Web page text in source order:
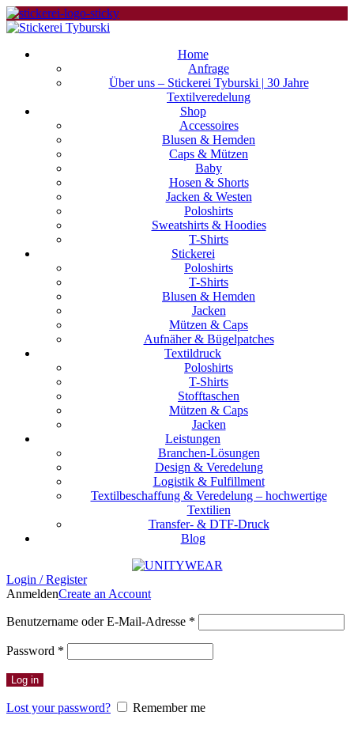
Home
Anfrage
Über uns – Stickerei Tyburski | 30 Jahre
Textilveredelung
Shop
Accessoires
Blusen & Hemden
Caps & Mützen
Baby
Hosen & Shorts
Jacken & Westen
Poloshirts
Sweatshirts & Hoodies
T-Shirts
Stickerei
Poloshirts
T-Shirts
Blusen & Hemden
Jacken
Mützen & Caps
Aufnäher & Bügelpatches
Textildruck
Poloshirts
T-Shirts
Stofftaschen
Mützen & Caps
Jacken
Leistungen
Branchen-Lösungen
Design & Veredelung
Logistik & Fulfillment
Textilbeschaffung & Veredelung – hochwertige
Textilien
Transfer- & DTF-Druck
Blog
Login / Register
AnmeldenCreate an Account
Benutzername oder E-Mail-Adresse *
Password *
Log in
Lost your password? Remember me